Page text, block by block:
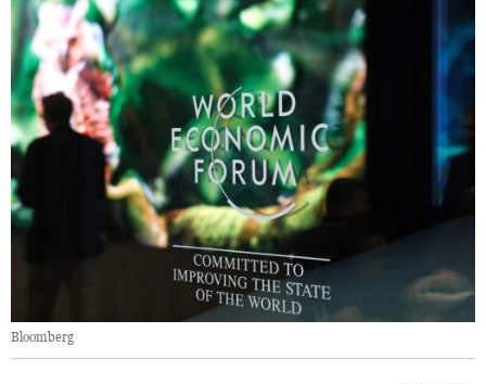
Bloomberg